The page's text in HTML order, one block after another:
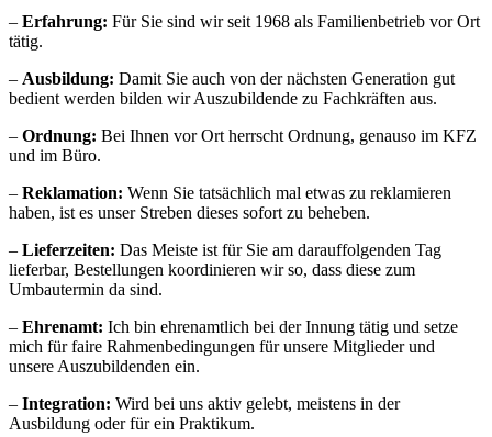
– Erfahrung: Für Sie sind wir seit 1968 als Familienbetrieb vor Ort
tätig.
– Ausbildung: Damit Sie auch von der nächsten Generation gut
bedient werden bilden wir Auszubildende zu Fachkräften aus.
– Ordnung: Bei Ihnen vor Ort herrscht Ordnung, genauso im KFZ
und im Büro.
– Reklamation: Wenn Sie tatsächlich mal etwas zu reklamieren
haben, ist es unser Streben dieses sofort zu beheben.
– Lieferzeiten: Das Meiste ist für Sie am darauffolgenden Tag
lieferbar, Bestellungen koordinieren wir so, dass diese zum
Umbautermin da sind.
– Ehrenamt: Ich bin ehrenamtlich bei der Innung tätig und setze
mich für faire Rahmenbedingungen für unsere Mitglieder und
unsere Auszubildenden ein.
– Integration: Wird bei uns aktiv gelebt, meistens in der
Ausbildung oder für ein Praktikum.